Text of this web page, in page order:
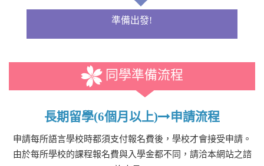
準備出發!
同學準備流程
長期留學(6個月以上) 申請流程
申請每所語言學校時都須支付報名費後，學校才會接受申請。
由於每所學校的課程報名費與入學金都不同，請洽本網站之諮